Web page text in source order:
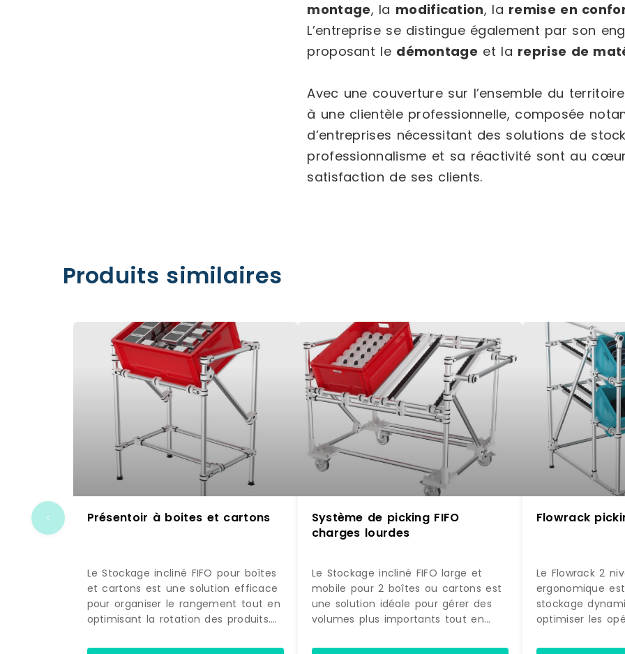
montage, la modification, la remise en
L’entreprise se distingue également par son
proposant le démontage et la reprise de
Avec une couverture sur l’ensemble du
à une clientèle professionnelle, composée
d’entreprises nécessitant des solutions de
professionnalisme et sa réactivité sont au
satisfaction de ses clients.
Produits similaires
Présentoir à boites et cartons
Le Stockage incliné FIFO pour boîtes
et cartons est une solution efficace
pour organiser le rangement tout en
optimisant la rotation des produits.
système FIFO, il facilite l'accès aux
Système de picking FIFO
charges lourdes
Le Stockage incliné FIFO large et
mobile pour 2 boîtes ou cartons est
une solution idéale pour gérer des
volumes plus importants tout en
accessibilité aux produits. Sa
Flowrack
Le Flowrack 2
ergonomique
stockage
optimiser les
des opérateurs.